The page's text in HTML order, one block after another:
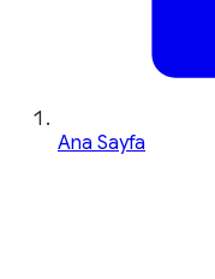
Ana Sayfa